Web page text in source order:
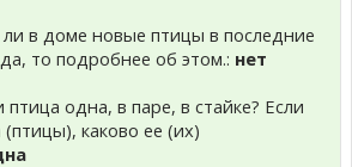
ли в доме новые птицы в последние
то подробнее об этом.: нет
одна, в паре, в стайке? Если
(птицы), каково ее (их)